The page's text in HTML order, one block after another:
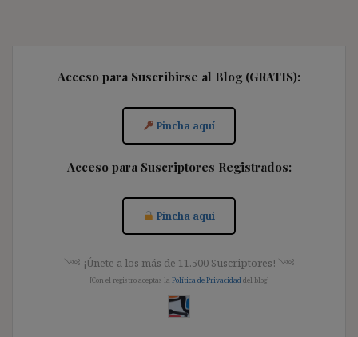
Acceso para Suscribirse al Blog (GRATIS):
Pincha aquí
Acceso para Suscriptores Registrados:
Pincha aquí
༺ ¡Únete a los más de 11.500 Suscriptores! ༺
[Con el registro aceptas la Política de Privacidad del blog]